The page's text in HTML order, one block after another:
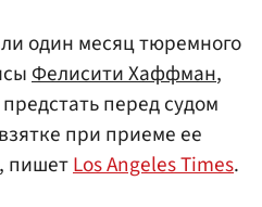
один месяц тюремного
Фелисити Хаффман,
перед судом
при приеме ее
пишетLos Angeles Times.